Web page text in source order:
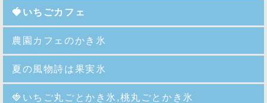
🍓いちごカフェ
農園カフェのかき氷
夏の風物詩は果実氷
🍓 いちご丸ごとかき氷,桃丸ごとかき氷